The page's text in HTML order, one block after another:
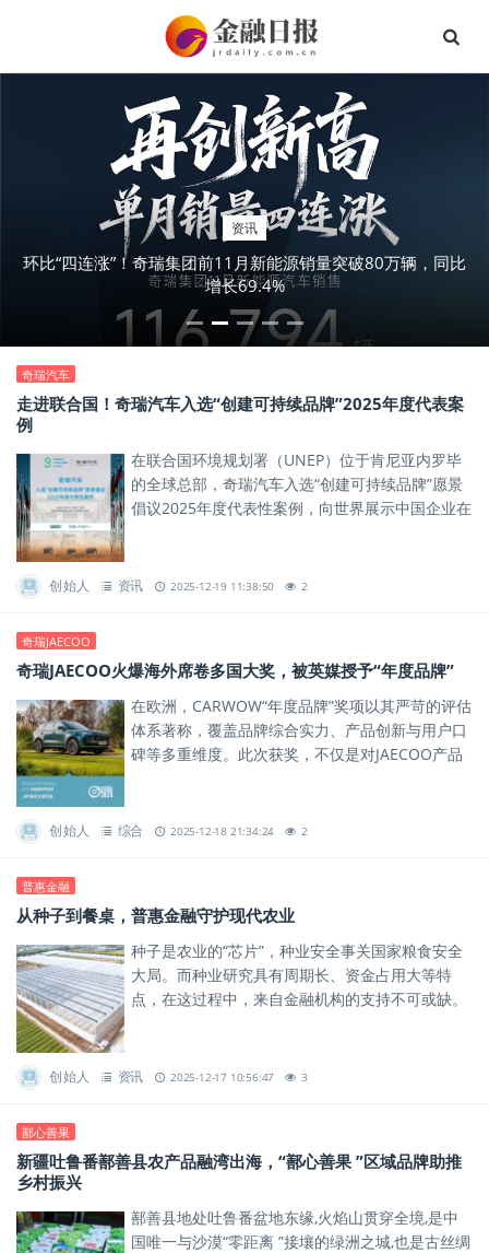
资讯
环比“四连涨”！奇瑞集团前11月新能源销量突破80万辆，同比
增长69.4%
奇瑞汽车
走进联合国！奇瑞汽车入选“创建可持续品牌”2025年度代表案
例
在联合国环境规划署（UNEP）位于肯尼亚内罗毕
的全球总部，奇瑞汽车入选“创建可持续品牌”愿景
倡议2025年度代表性案例，向世界展示中国企业在
创始人 资讯 2025-12-19 11:38:50 2
奇瑞JAECOO
奇瑞JAECOO火爆海外席卷多国大奖，被英媒授予“年度品牌”
在欧洲，CARWOW“年度品牌”奖项以其严苛的评估
体系著称，覆盖品牌综合实力、产品创新与用户口
碑等多重维度。此次获奖，不仅是对JAECOO产品
创始人 综合 2025-12-18 21:34:24 2
普惠金融
从种子到餐桌，普惠金融守护现代农业
种子是农业的“芯片”，种业安全事关国家粮食安全
大局。而种业研究具有周期长、资金占用大等特
点，在这过程中，来自金融机构的支持不可或缺。
创始人 资讯 2025-12-17 10:56:47 3
鄯心善果
新疆吐鲁番鄯善县农产品融湾出海，“鄯心善果 ”区域品牌助推
乡村振兴
鄯善县地处吐鲁番盆地东缘,火焰山贯穿全境,是中
国唯一与沙漠“零距离 ”接壤的绿洲之城,也是古丝绸